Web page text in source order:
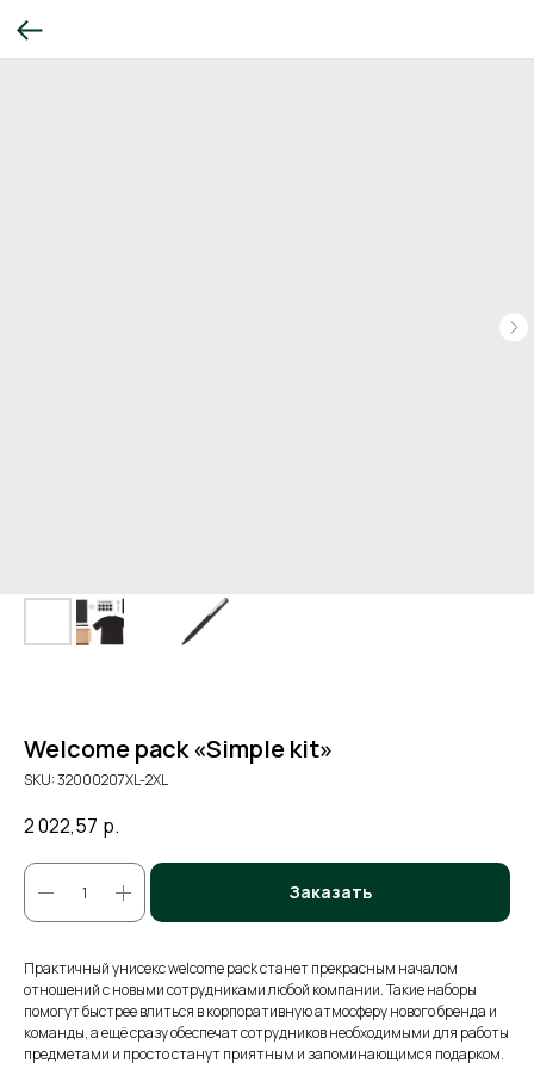
Welcome pack «Simple kit»
SKU:32000207XL-2XL
2 022,57 р.
Заказать
Практичный унисекс welcome pack станет прекрасным началом
отношений с новыми сотрудниками любой компании. Такие наборы
помогут быстрее влиться в корпоративную атмосферу нового бренда и
команды, а ещё сразу обеспечат сотрудников необходимыми для работы
предметами и просто станут приятным и запоминающимся подарком.